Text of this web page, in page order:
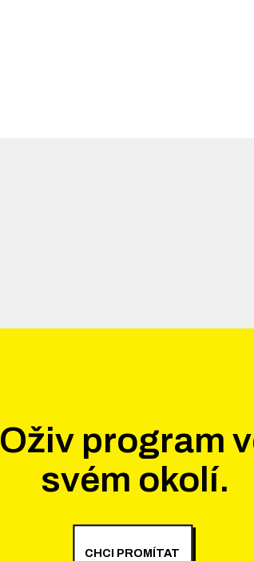
Oživ program
svém okolí.
CHCI PROMÍTAT